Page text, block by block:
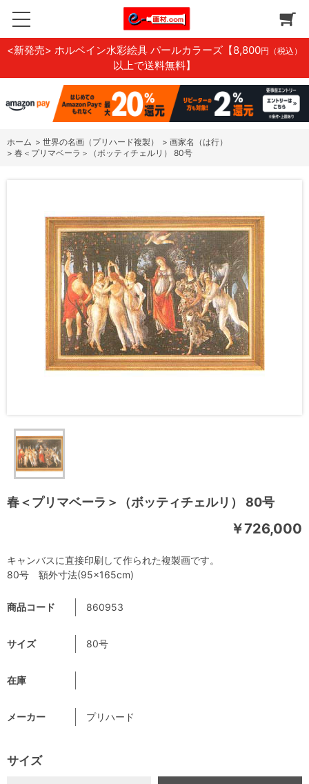
<新発売> ホルベイン水彩絵具 パールカラーズ 【8,800円（税込）
以上で送料無料】
ホーム > 世界の名画（プリハード複製） > 画家名（は行）
> 春＜プリマベーラ＞（ボッティチェルリ） 80号
春＜プリマベーラ＞（ボッティチェルリ） 80号
￥726,000
商品コード 860953
サイズ 80号
在庫
メーカー プリハード
サイズ
キャンバスに直接印刷して作られた複製画です。
80号 額外寸法(95×165cm)